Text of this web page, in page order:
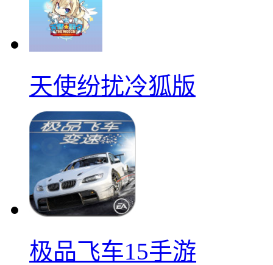
天使纷扰冷狐版
极品飞车15手游